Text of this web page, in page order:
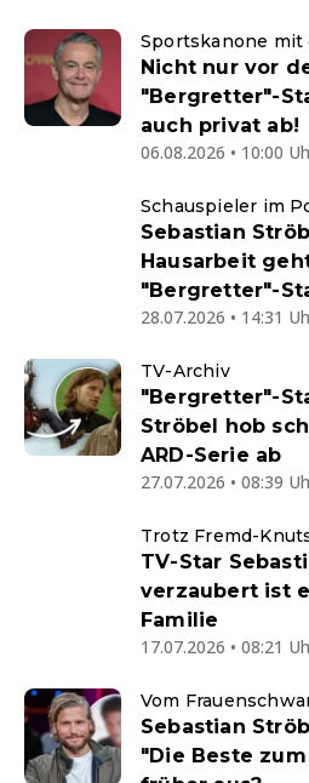
Sportskanone mit
Nicht nur vor
"Bergretter"-
auch privat ab!
06.08.2026 • 10:00
Schauspieler im
Sebastian
Hausarbeit
"Bergretter"-
28.07.2026 • 14:31
TV-Archiv
"Bergretter"-
Ströbel hob
ARD-Serie ab
27.07.2026 • 08:39
Trotz Fremd-
TV-Star
verzaubert ist
Familie
17.07.2026 • 08:21
Vom
Sebastian
"Die Beste